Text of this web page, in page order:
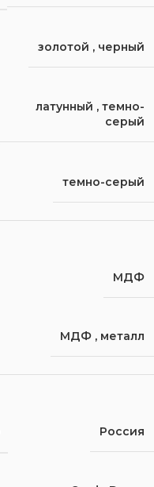
золотой , черный
латунный , темно-
серый
темно-серый
МДФ
МДФ , металл
Россия